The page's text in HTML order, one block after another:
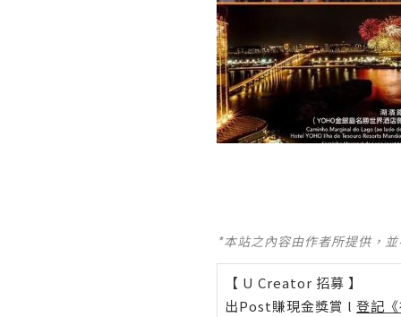
*本站之內容由作者所提供，
【 U Creator 招募 】
出Post賺現金獎賞 l 登記